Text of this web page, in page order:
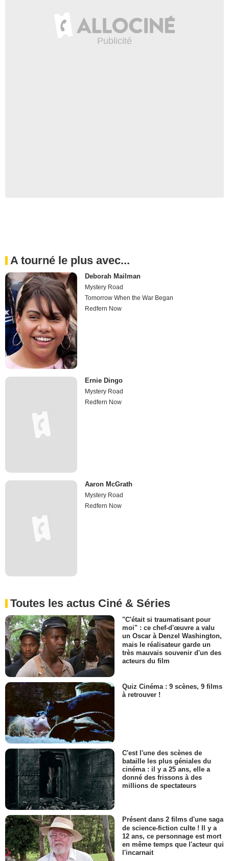
A tourné le plus avec...
Deborah Mailman
Mystery Road
Tomorrow When the War Began
Redfern Now
Ernie Dingo
Mystery Road
Redfern Now
Aaron McGrath
Mystery Road
Redfern Now
Toutes les actus Ciné & Séries
"C'était si traumatisant pour
moi" : ce chef-d'œuvre a valu
un Oscar à Denzel Washington,
mais le réalisateur garde un
très mauvais souvenir d'un des
acteurs du film
Quiz Cinéma : 9 scènes, 9 films
à retrouver !
C'est l'une des scènes de
bataille les plus géniales du
cinéma : il y a 25 ans, elle a
donné des frissons à des
millions de spectateurs
Présent dans 2 films d'une saga
de science-fiction culte ! Il y a
12 ans, ce personnage est mort
en même temps que l'acteur qui
l'incarnait